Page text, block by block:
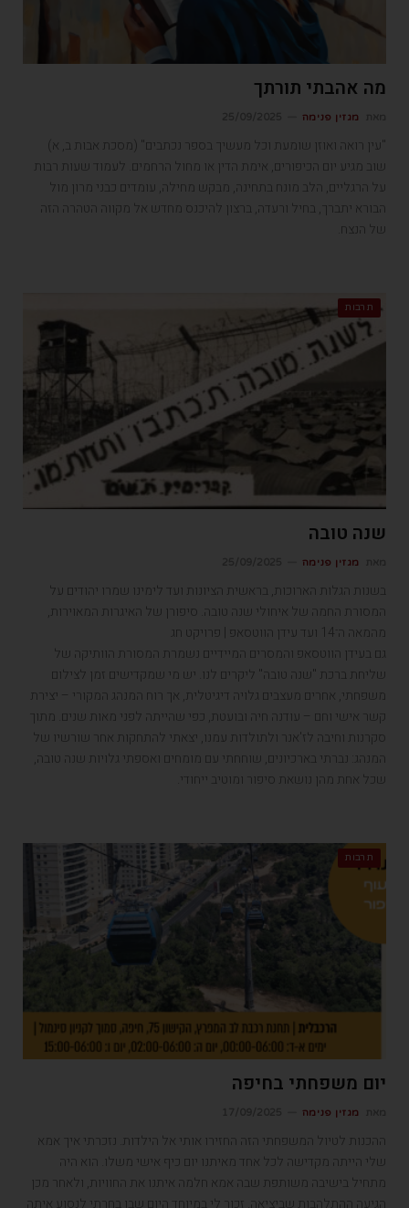
מה אהבתי תורתך
מגזין פנימה
"עין רואה ואוזן שומעת וכל מעשיך בספר נכתבים" (מסכת אבות ב, א)
שוב מגיע יום הכיפורים, אימת הדין או מחול הרחמים. לעמוד שעות רבות
על הרגליים, הלב מונח בתחינה, מבקש מחילה, עומדים כבני מרון מול
הבורא יתברך, בחיל ורעדה, ברצון להיכנס מחדש אל מקווה הטהרה הזה
של הנצח.
תרבות
שנה טובה
מגזין פנימה
בשנות הגלות הארוכות, בראשית הציונות ועד לימינו שמרו יהודים על
המסורת החמה של איחולי שנה טובה. סיפורן של האיגרות המאוירות,
מהמאה ה־14 ועד עידן הווטסאפ | פרויקט חג
גם בעידן הווטסאפ והמסרים המיידיים נשמרת המסורת הוותיקה של
שליחת ברכת "שנה טובה" ליקרים לנו. יש מי שמקדישים זמן לצילום
משפחתי, אחרים מעצבים גלויה דיגיטלית, אך רוח המנהג המקורי – יצירת
קשר אישי וחם – עודנה חיה ובועטת, כפי שהייתה לפני מאות שנים. מתוך
סקרנות וחיבה לז'אנר ולתולדות עמנו, יצאתי להתחקות אחר שורשיו של
המנהג: נברתי בארכיונים, שוחחתי עם מומחים ואספתי גלויות שנה טובה,
שכל אחת מהן נושאת סיפור ומוטיב ייחודי.
תרבות
יום משפחתי בחיפה
מגזין פנימה
ההכנות לטיול המשפחתי הזה החזירו אותי אל הילדות. נזכרתי איך אמא
שלי הייתה מקדישה לכל אחד מאיתנו יום כיף אישי משלו. הוא היה
מתחיל בישיבה משותפת שבה אמא חלמה איתנו את החוויות, ולאחר מכן
הגיעה ההתלהבות שביציאה. זכור לי במיוחד היום שבו בחרתי לנסוע איתה